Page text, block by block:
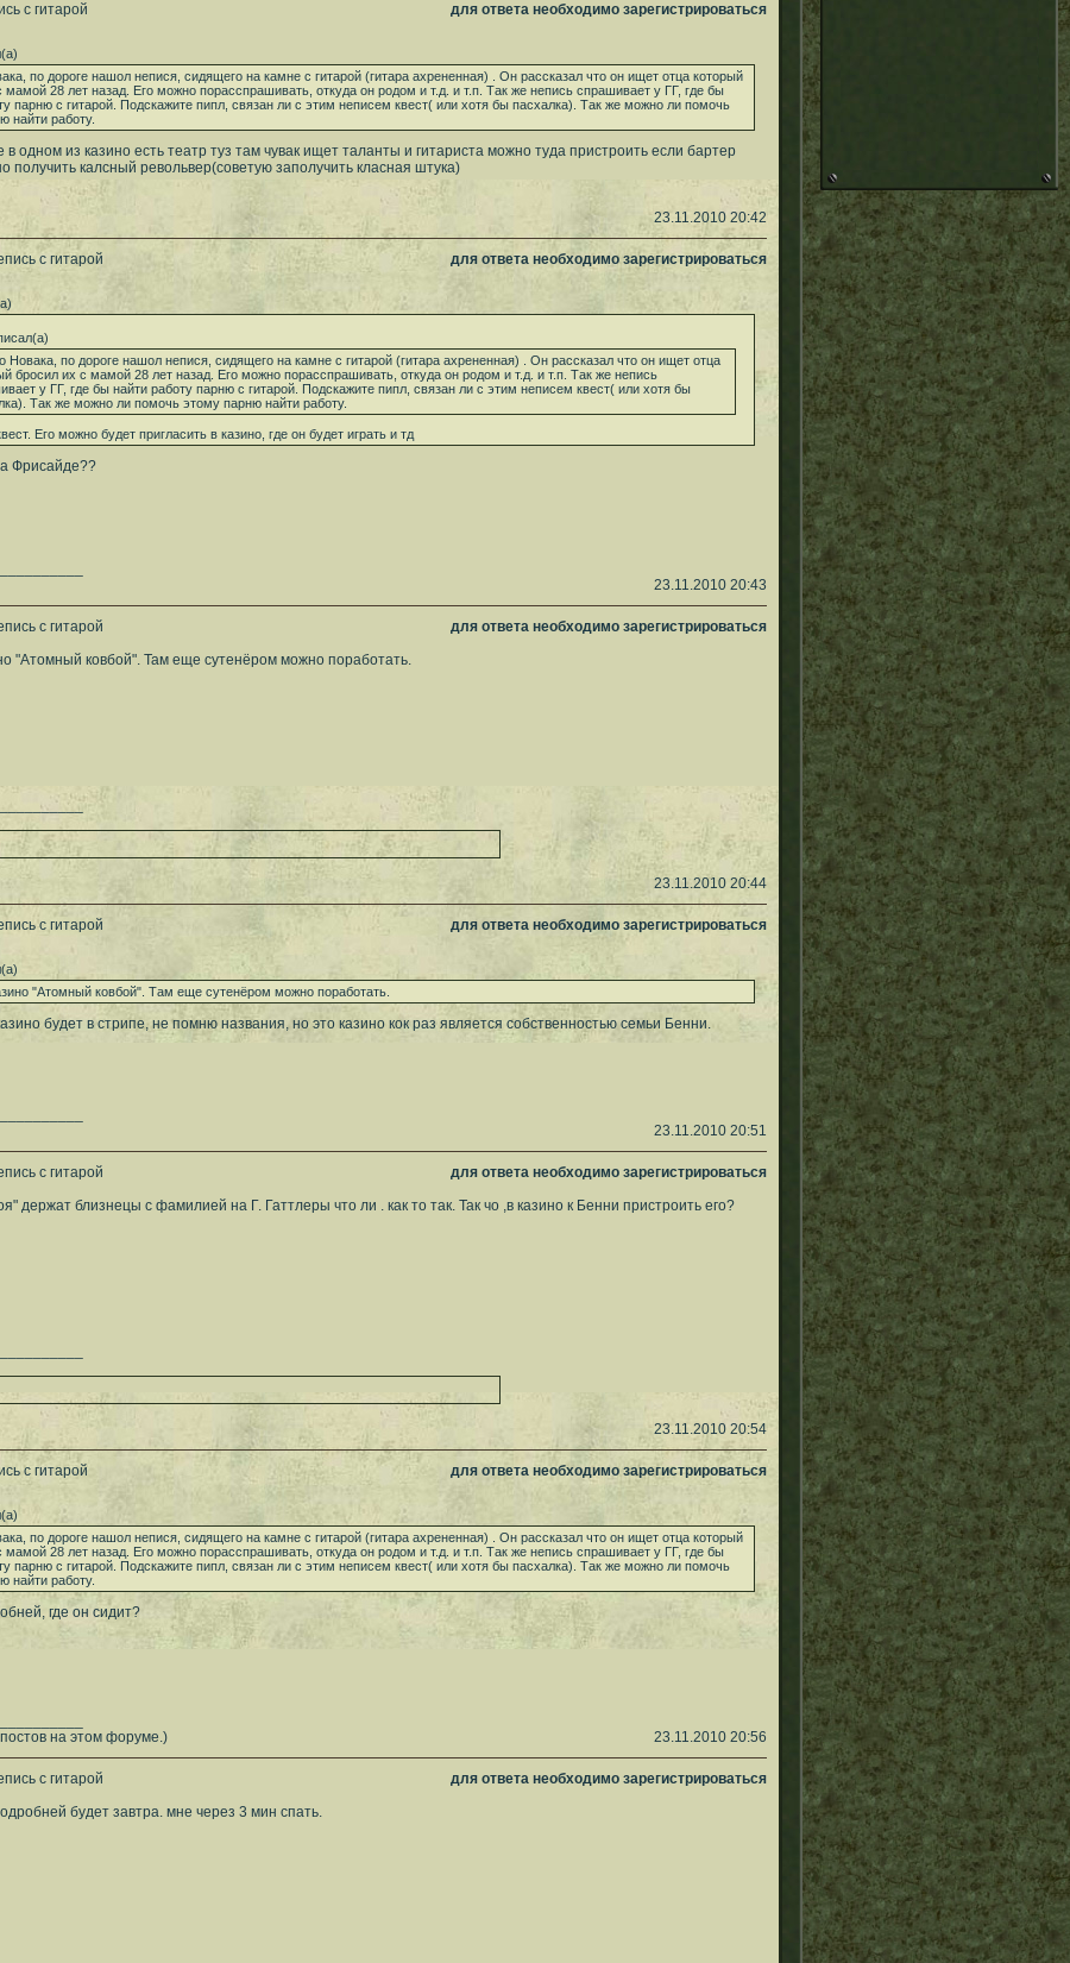
с гитарой для ответа необходимо зарегистрироваться
по дороге нашол непися, сидящего на камне с гитарой (гитара ахрененная) . Он рассказал что он ищет отца который
мамой 28 лет назад. Его можно порасспрашивать, откуда он родом и т.д. и т.п. Так же непись спрашивает у ГГ, где бы
парню с гитарой. Подскажите пипл, связан ли с этим неписем квест( или хотя бы пасхалка). Так же можно ли помочь
найти работу.
в одном из казино есть театр туз там чувак ищет таланты и гитариста можно туда пристроить если бартер
получить калсный револьвер(советую заполучить класная штука)
23.11.2010 20:42
с гитарой для ответа необходимо зарегистрироваться
Новака, по дороге нашол непися, сидящего на камне с гитарой (гитара ахрененная) . Он рассказал что он ищет отца
бросил их с мамой 28 лет назад. Его можно порасспрашивать, откуда он родом и т.д. и т.п. Так же непись
у ГГ, где бы найти работу парню с гитарой. Подскажите пипл, связан ли с этим неписем квест( или хотя бы
Так же можно ли помочь этому парню найти работу.
Его можно будет пригласить в казино, где он будет играть и тд
Фрисайде??
23.11.2010 20:43
с гитарой
для ответа необходимо зарегистрироваться
"Атомный ковбой". Там еще сутенёром можно поработать.
23.11.2010 20:44
с гитарой для ответа необходимо зарегистрироваться
"Атомный ковбой". Там еще сутенёром можно поработать.
будет в стрипе, не помню названия, но это казино кок раз является собственностью семьи Бенни.
23.11.2010 20:51
с гитарой
для ответа необходимо зарегистрироваться
держат близнецы с фамилией на Г. Гаттлеры что ли . как то так. Так чо ,в казино к Бенни пристроить его?
23.11.2010 20:54
с гитарой для ответа необходимо зарегистрироваться
по дороге нашол непися, сидящего на камне с гитарой (гитара ахрененная) . Он рассказал что он ищет отца который
мамой 28 лет назад. Его можно порасспрашивать, откуда он родом и т.д. и т.п. Так же непись спрашивает у ГГ, где бы
парню с гитарой. Подскажите пипл, связан ли с этим неписем квест( или хотя бы пасхалка). Так же можно ли помочь
найти работу.
где он сидит?
на этом форуме.) 23.11.2010 20:56
с гитарой
для ответа необходимо зарегистрироваться
будет завтра. мне через 3 мин спать.